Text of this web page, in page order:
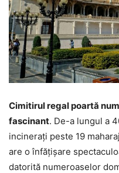
Cimitirul regal poartă
fascinant. De-a lungul a
incinerați peste 19
are o înfățișare
datorită numeroaselor